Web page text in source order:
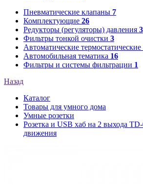
Пневматические клапаны 7
Комплектующие 26
Редукторы (регуляторы) давления 3
Фильтры тонкой очистки 3
Автоматические термостатические
Автомобильная тематика 16
Фильтры и системы фильтрации 1
Назад
Каталог
Товары для умного дома
Умные розетки
Розетка и USB хаб на 2 выхода
движения